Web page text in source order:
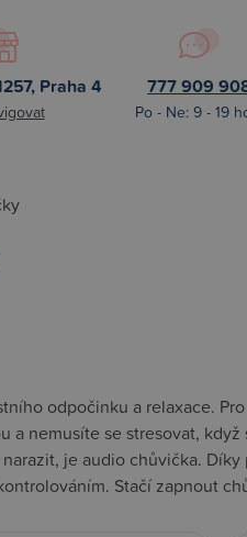
Praha 4 777 909
Po - Ne: 9 - 19
odpočinku a relaxace.
nemusíte se stresovat,
je audio chůvička.
Stačí zapnout